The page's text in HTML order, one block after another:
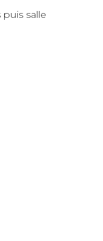
puis salle